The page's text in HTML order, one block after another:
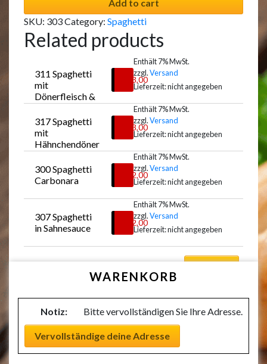
Add to cart
SKU: 303Category: Spaghetti
Related products
311 Spaghetti
mit
Dönerfleisch &
Käse
überbacken
13,00
Enthält 7% MwSt.
zzgl.Versand
Lieferzeit: nicht angegeben
317 Spaghetti
mit
Hähnchendöner
fleisch
13,00
Enthält 7% MwSt.
zzgl.Versand
Lieferzeit: nicht angegeben
300 Spaghetti
Carbonara
12,00
Enthält 7% MwSt.
zzgl.Versand
Lieferzeit: nicht angegeben
307 Spaghetti
in Sahnesauce
12,00
Enthält 7% MwSt.
zzgl.Versand
Lieferzeit: nicht angegeben
WARENKORB
Notiz: Bitte vervollständigen Sie Ihre Adresse.
Vervollständige deine Adresse